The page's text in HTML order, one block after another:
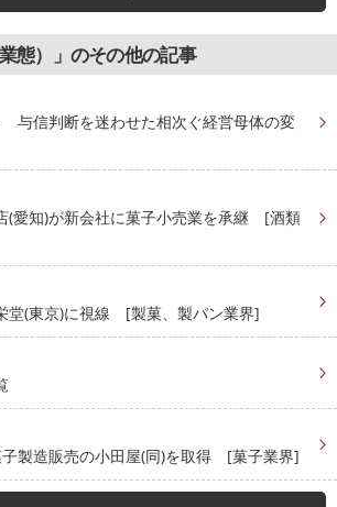
態）」のその他の記事
与信判断を迷わせた相次ぐ経営母体の変
(愛知)が新会社に菓子小売業を承継 [酒類
堂(東京)に視線 [製菓、製パン業界]
子製造販売の小田屋(同)を取得 [菓子業界]